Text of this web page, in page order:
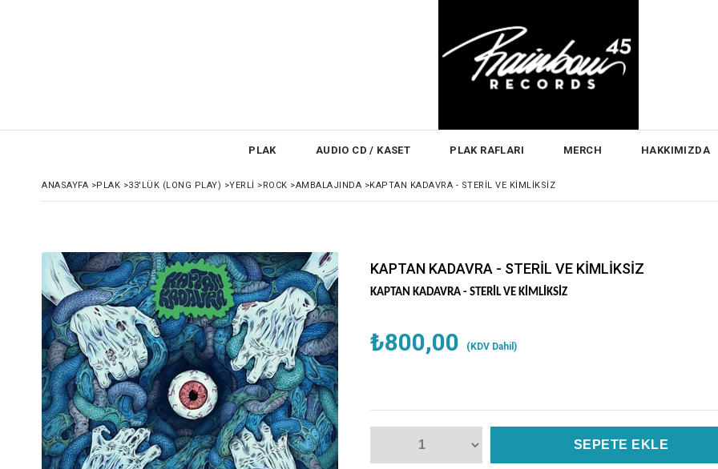
PLAK AUDIO CD / KASET PLAK RAFLARI MERCH HAKKIMIZDA
ANASAYFA >PLAK >33'LÜK (LONG PLAY) >YERLİ >ROCK >AMBALAJINDA >KAPTAN KADAVRA - STERİL VE KİMLİKSİZ
KAPTAN KADAVRA - STERİL VE KİMLİKSİZ
KAPTAN KADAVRA - STERİL VE KİMLİKSİZ
₺800,00 (KDV Dahil)